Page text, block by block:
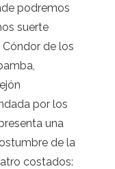
podremos
suerte
de los
por los
una
de la
costados: